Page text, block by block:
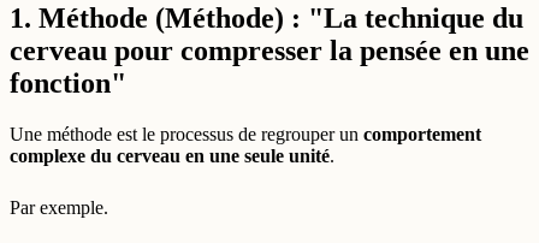
1. Méthode (Méthode) : "La technique du
cerveau pour compresser la pensée en une
fonction"
Une méthode est le processus de regrouper un comportement
complexe du cerveau en une seule unité.
Par exemple.